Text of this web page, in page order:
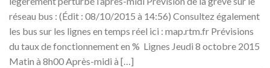
réseau bus : (Édit : 08/10/2015 à 14:56) Consultez également
les bus sur les lignes en temps réel ici : map.rtm.fr Prévisions
du taux de fonctionnement en % Lignes Jeudi 8 octobre 2015
Matin à 8h00 Après-midi à […]